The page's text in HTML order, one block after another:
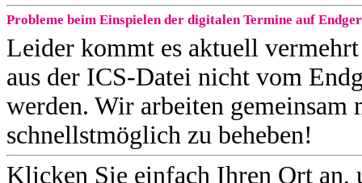
Probleme beim Einspielen der digitalen Termine auf
Leider kommt es aktuell
aus der ICS-Datei nicht vom
werden. Wir arbeiten gemeinsam
schnellstmöglich zu beheben!
Klicken Sie einfach Ihren Ort an,